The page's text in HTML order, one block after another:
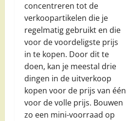
concentreren tot de
verkoopartikelen die je
regelmatig gebruikt en die
voor de voordeligste prijs
in te kopen. Door dit te
doen, kan je meestal drie
dingen in de uitverkoop
kopen voor de prijs van één
voor de volle prijs. Bouwen
zo een mini-voorraad op